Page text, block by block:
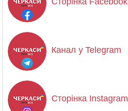
Канал у Telegram
Сторінка Instagram